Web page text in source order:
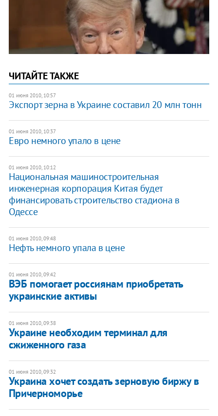
ЧИТАЙТЕ ТАКЖЕ
01 июня 2010, 10:57
Экспорт зерна в Украине составил 20 млн тонн
01 июня 2010, 10:37
Евро немного упало в цене
01 июня 2010, 10:12
Национальная машиностроительная
инженерная корпорация Китая будет
финансировать строительство стадиона в
Одессе
01 июня 2010, 09:48
Нефть немного упала в цене
01 июня 2010, 09:42
ВЭБ помогает россиянам приобретать
украинские активы
01 июня 2010, 09:38
Украине необходим терминал для
сжиженного газа
01 июня 2010, 09:32
Украина хочет создать зерновую биржу в
Причерноморье